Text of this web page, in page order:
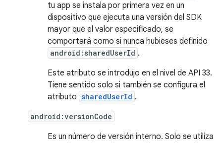
tu app se instala por primera vez en un
dispositivo que ejecuta una versión del SDK
mayor que el valor especificado, se
comportará como si nunca hubieses definido
android:sharedUserId .
Este atributo se introdujo en el nivel de API 33.
Tiene sentido solo si también se configura el
atributo sharedUserId .
android:versionCode
Es un número de versión interno. Solo se utiliza